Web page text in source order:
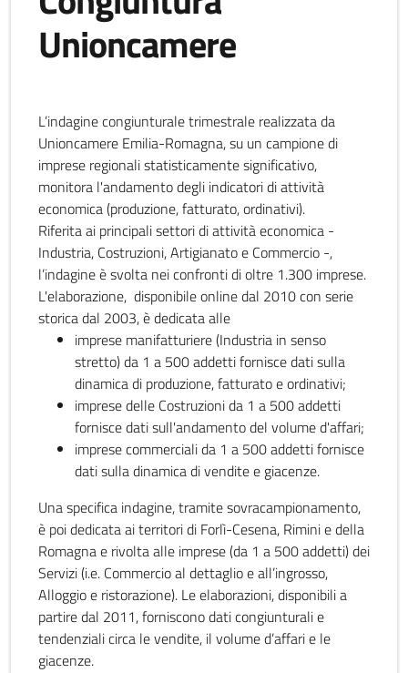
Unioncamere
L’indagine congiunturale trimestrale realizzata da
Unioncamere Emilia-Romagna, su un campione di
imprese regionali statisticamente significativo,
monitora l'andamento degli indicatori di attività
economica (produzione, fatturato, ordinativi).
Riferita ai principali settori di attività economica -
Industria, Costruzioni, Artigianato e Commercio -,
l’indagine è svolta nei confronti di oltre 1.300 imprese.
L'elaborazione, disponibile online dal 2010 con serie
storica dal 2003, è dedicata alle
imprese manifatturiere (Industria in senso
stretto) da 1 a 500 addetti fornisce dati sulla
dinamica di produzione, fatturato e ordinativi;
imprese delle Costruzioni da 1 a 500 addetti
fornisce dati sull'andamento del volume d'affari;
imprese commerciali da 1 a 500 addetti fornisce
dati sulla dinamica di vendite e giacenze.
Una specifica indagine, tramite sovracampionamento,
è poi dedicata ai territori di Forlì-Cesena, Rimini e della
Romagna e rivolta alle imprese (da 1 a 500 addetti) dei
Servizi (i.e. Commercio al dettaglio e all’ingrosso,
Alloggio e ristorazione). Le elaborazioni, disponibili a
partire dal 2011, forniscono dati congiunturali e
tendenziali circa le vendite, il volume d’affari e le
giacenze.